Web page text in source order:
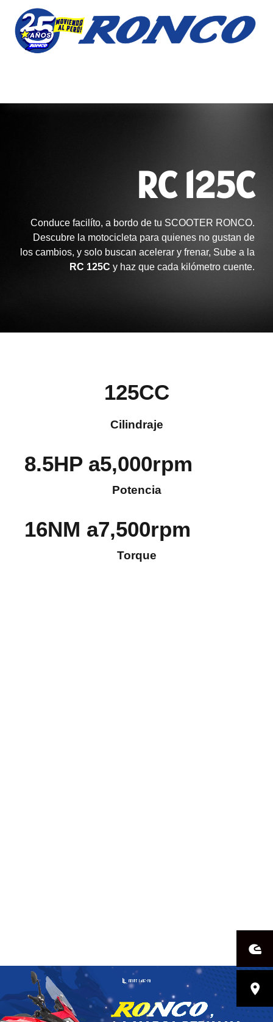
RC 125C
Conduce facilíto, a bordo de tu SCOOTER RONCO.
Descubre la motocicleta para quienes no gustan de
los cambios, y solo buscan acelerar y frenar, Sube a la
RC 125C y haz que cada kilómetro cuente.
125CC
Cilindraje
8.5HP a5,000rpm
Potencia
16NM a7,500rpm
Torque